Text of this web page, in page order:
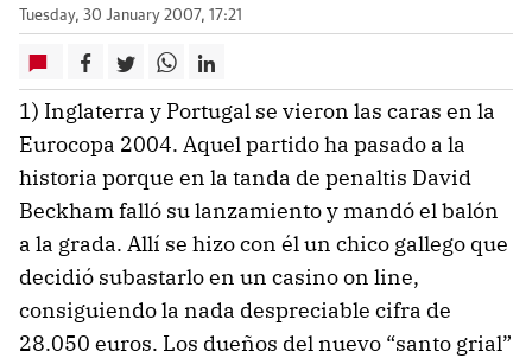
Tuesday, 30 January 2007, 17:21
1) Inglaterra y Portugal se vieron las caras en la
Eurocopa 2004. Aquel partido ha pasado a la
historia porque en la tanda de penaltis David
Beckham falló su lanzamiento y mandó el balón
a la grada. Allí se hizo con él un chico gallego que
decidió subastarlo en un casino on line,
consiguiendo la nada despreciable cifra de
28.050 euros. Los dueños del nuevo “santo grial”